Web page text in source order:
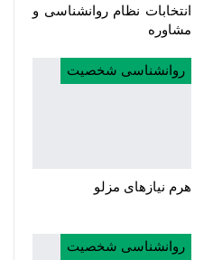
انتخابات نظام روانشناسی و
مشاوره
روانشناسی شخصیت
هرم نیازهای مزلو
روانشناسی شخصیت